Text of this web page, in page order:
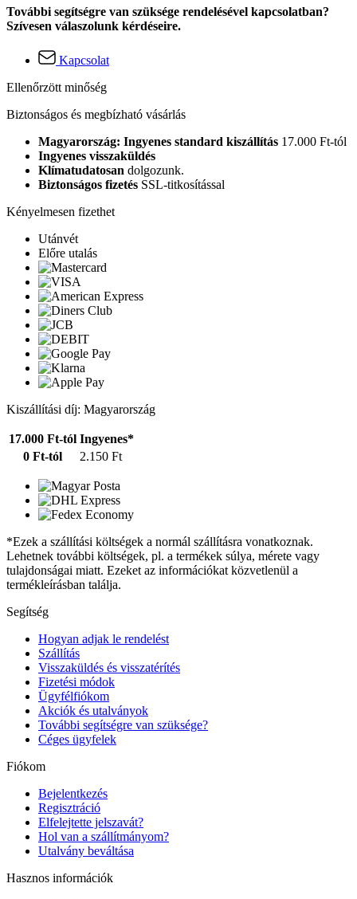
További segítségre van szüksége rendelésével kapcsolatban?
Szívesen válaszolunk kérdéseire.
Kapcsolat
Ellenőrzött minőség
Biztonságos és megbízható vásárlás
Magyarország: Ingyenes standard kiszállítás 17.000 Ft-tól
Ingyenes visszaküldés
Klímatudatosan dolgozunk.
Biztonságos fizetés SSL-titkosítással
Kényelmesen fizethet
Utánvét
Előre utalás
Kiszállítási díj: Magyarország
17.000 Ft-tól Ingyenes*
0 Ft-tól
2.150 Ft
*Ezek a szállítási költségek a normál szállításra vonatkoznak.
Lehetnek további költségek, pl. a termékek súlya, mérete vagy
tulajdonságai miatt. Ezeket az információkat közvetlenül a
termékleírásban találja.
Segítség
Hogyan adjak le rendelést
Szállítás
Visszaküldés és visszatérítés
Fizetési módok
Ügyfélfiókom
Akciók és utalványok
További segítségre van szüksége?
Céges ügyfelek
Fiókom
Bejelentkezés
Regisztráció
Elfelejtette jelszavát?
Hol van a szállítmányom?
Utalvány beváltása
Hasznos információk